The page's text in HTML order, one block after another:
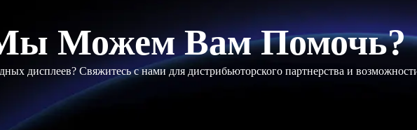
Можем Вам Помочь?
дисплеев? Свяжитесь с нами для дистрибьюторского партнерства и